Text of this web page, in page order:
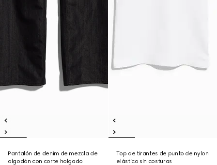
Pantalón de denim de mezcla de
algodón con corte holgado
Top de tirantes de punto de nylon
elástico sin costuras